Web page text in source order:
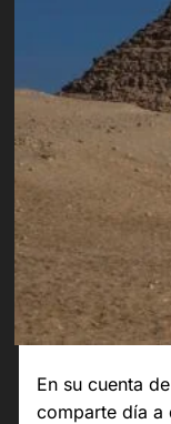
En su cuenta
comparte día a